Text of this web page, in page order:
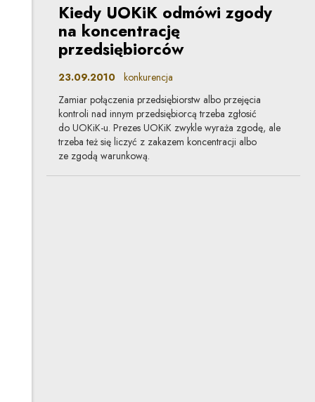
Kiedy UOKiK odmówi zgody
na koncentrację
przedsiębiorców
23.09.2010 konkurencja
Zamiar połączenia przedsiębiorstw albo przejęcia
kontroli nad innym przedsiębiorcą trzeba zgłosić
do UOKiK-u. Prezes UOKiK zwykle wyraża zgodę, ale
trzeba też się liczyć z zakazem koncentracji albo
ze zgodą warunkową.